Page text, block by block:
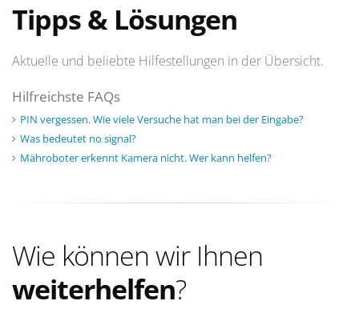
Tipps & Lösungen
Aktuelle und beliebte Hilfestellungen in der Übersicht.
Hilfreichste FAQs
PIN vergessen. Wie viele Versuche hat man bei der Eingabe?
Was bedeutet no signal?
Mähroboter erkennt Kamera nicht. Wer kann helfen?
Wie können wir Ihnen
weiterhelfen?